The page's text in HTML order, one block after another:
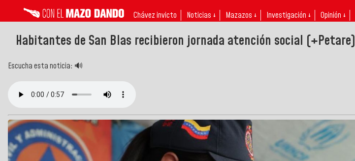
Chávez invicto Noticias ↓ Mazazos ↓ Investigación ↓ Opinión ↓
Habitantes de San Blas recibieron jornada atención social (+Petare)
Escucha esta noticia: 🔊